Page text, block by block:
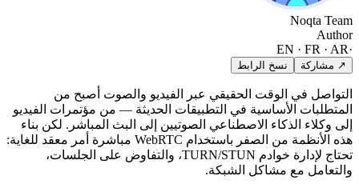
Noqta Team
Author
EN · FR · AR
↗ مشاركة نسخ الرابط
التواصل في الوقت الحقيقي عبر الفيديو والصوت أصبح من
المتطلبات الأساسية في التطبيقات الحديثة — من مؤتمرات الفيديو
إلى وكلاء الذكاء الاصطناعي الصوتيين إلى البث المباشر. لكن بناء
هذه الأنظمة من الصفر باستخدام WebRTC مباشرة أمر معقد للغاية:
تحتاج لإدارة خوادم TURN/STUN، والتفاوض على الجلسات،
والتعامل مع مشاكل الشبكة.